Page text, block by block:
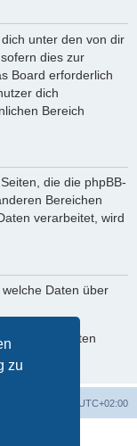
zu
unter den von dir
dies zur
Board erforderlich
dich
Bereich
die die phpBB-
Bereichen
verarbeitet, wird
Daten über
deiner Daten
UTC+02:00
Limited